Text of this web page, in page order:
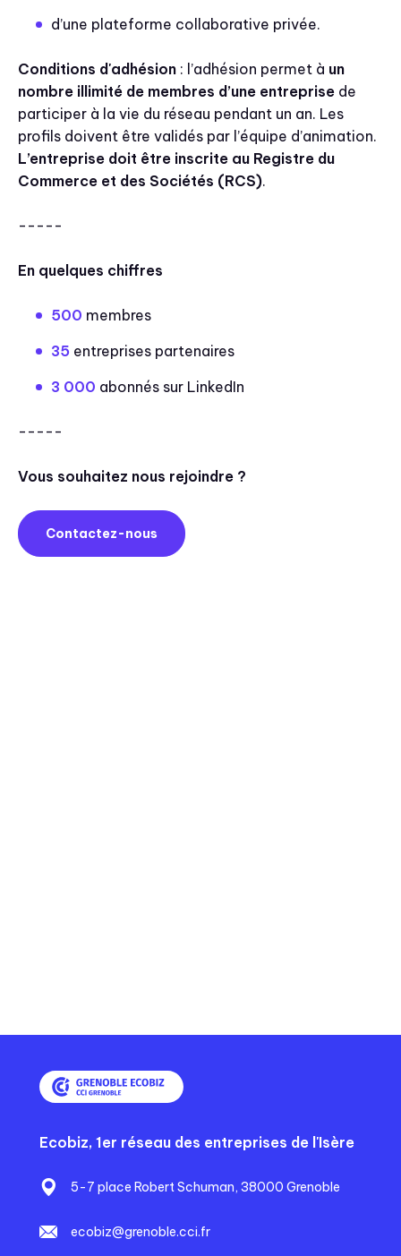
d’une plateforme collaborative privée.
Conditions d'adhésion : l’adhésion permet à un
nombre illimité de membres d’une entreprise de
participer à la vie du réseau pendant un an. Les
profils doivent être validés par l’équipe d’animation.
L’entreprise doit être inscrite au Registre du
Commerce et des Sociétés (RCS).
-----
En quelques chiffres
500 membres
35 entreprises partenaires
3 000 abonnés sur LinkedIn
-----
Vous souhaitez nous rejoindre ?
Contactez-nous
Ecobiz, 1er réseau des entreprises de l'Isère
5-7 place Robert Schuman, 38000 Grenoble
ecobiz@grenoble.cci.fr